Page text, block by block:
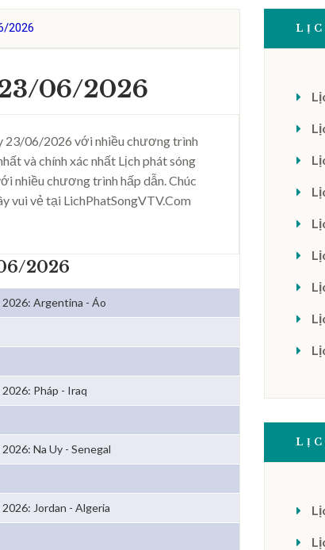
2026
06/2026
23/06/2026 với nhiều chương trình
và chính xác nhất Lịch phát sóng
nhiều chương trình hấp dẫn. Chúc
vui vẻ tại LichPhatSongVTV.Com
2026
2026: Argentina - Áo
Pháp - Iraq
Na Uy - Senegal
Jordan - Algeria